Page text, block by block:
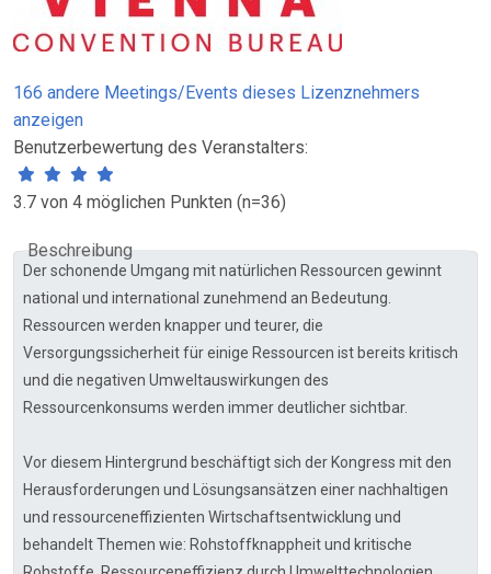
166 andere Meetings/Events dieses Lizenznehmers
anzeigen
Benutzerbewertung des Veranstalters:
3.7 von 4 möglichen Punkten (n=36)
Beschreibung
Der schonende Umgang mit natürlichen Ressourcen gewinnt
national und international zunehmend an Bedeutung.
Ressourcen werden knapper und teurer, die
Versorgungssicherheit für einige Ressourcen ist bereits kritisch
und die negativen Umweltauswirkungen des
Ressourcenkonsums werden immer deutlicher sichtbar.
Vor diesem Hintergrund beschäftigt sich der Kongress mit den
Herausforderungen und Lösungsansätzen einer nachhaltigen
und ressourceneffizienten Wirtschaftsentwicklung und
behandelt Themen wie: Rohstoffknappheit und kritische